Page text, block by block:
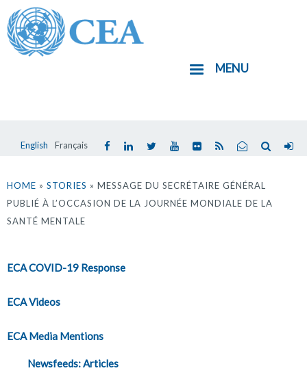
Aller
au
contenu
English Français
MENU
êtes
ici
HOME » STORIES » MESSAGE DU SECRÉTAIRE GÉNÉRAL
PUBLIÉ À L’OCCASION DE LA JOURNÉE MONDIALE DE LA
SANTÉ MENTALE
ECA COVID-19 Response
ECA Videos
ECA Media Mentions
Newsfeeds: Articles